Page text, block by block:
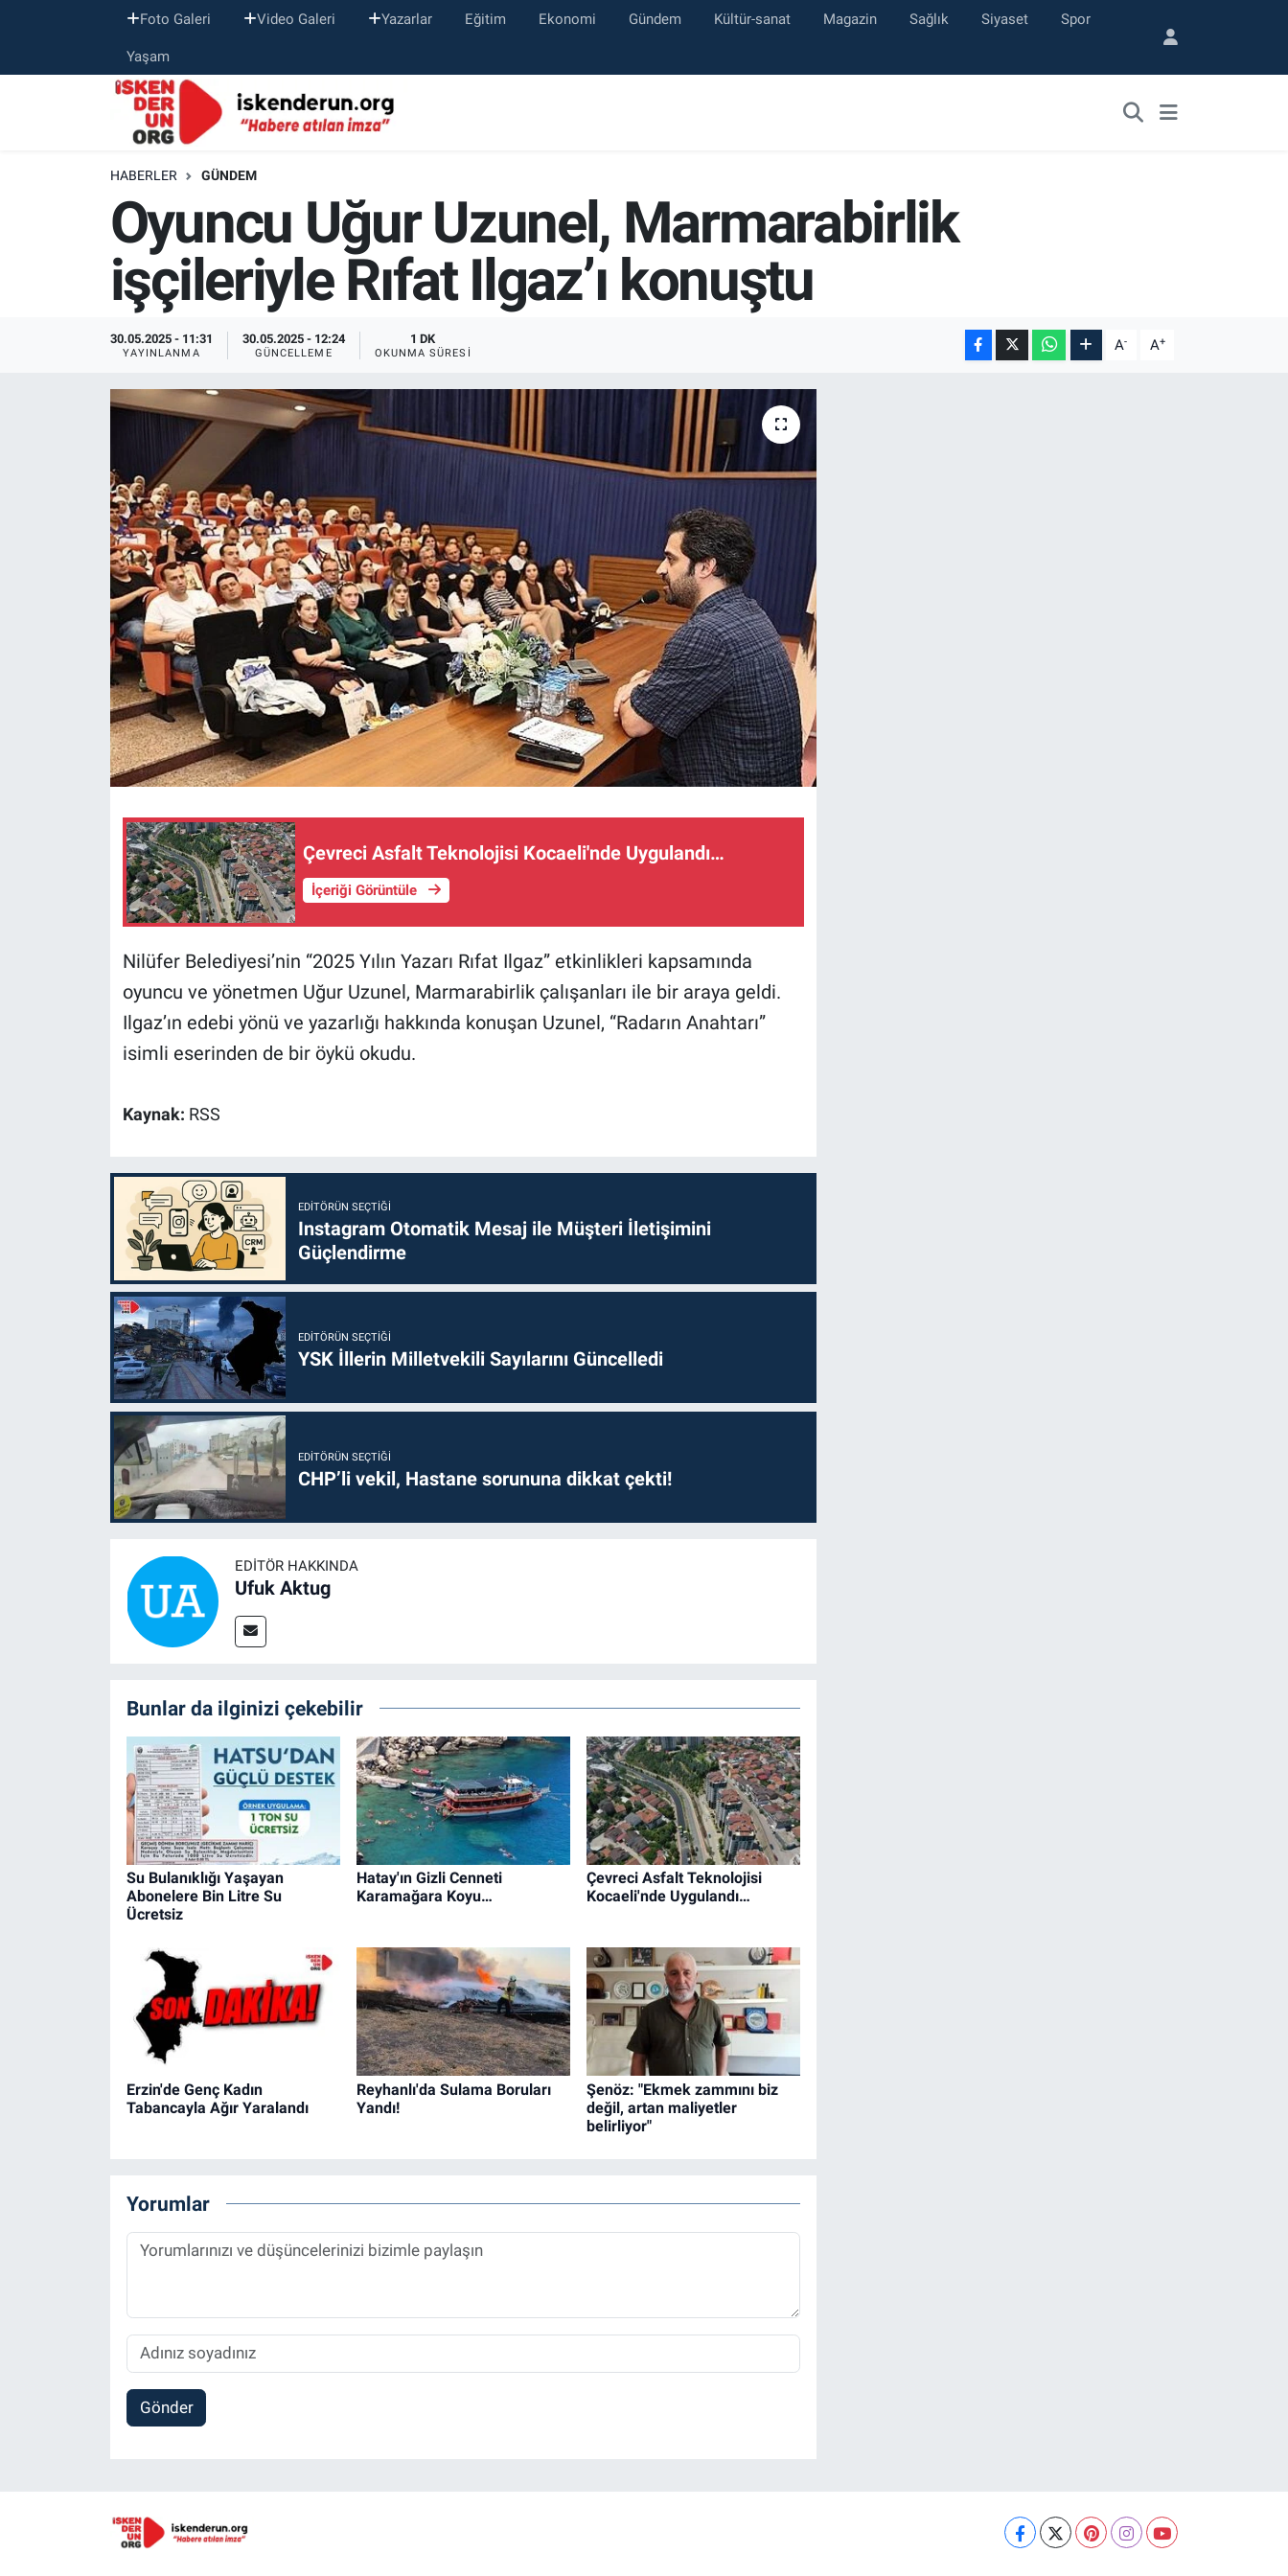
Foto Galeri Video Galeri Yazarlar Eğitim Ekonomi Gündem Kültür-sanat Magazin Sağlık Siyaset Spor
Yaşam
HABERLER GÜNDEM
Oyuncu Uğur Uzunel, Marmarabirlik
işçileriyle Rıfat Ilgaz’ı konuştu
30.05.2025 - 11:31
YAYINLANMA
30.05.2025 - 12:24
GÜNCELLEME
1 DK
OKUNMA SÜRESI A- A+
Çevreci Asfalt Teknolojisi Kocaeli'nde Uygulandı…
İçeriği Görüntüle
Nilüfer Belediyesi’nin “2025 Yılın Yazarı Rıfat Ilgaz” etkinlikleri kapsamında
oyuncu ve yönetmen Uğur Uzunel, Marmarabirlik çalışanları ile bir araya geldi.
Ilgaz’ın edebi yönü ve yazarlığı hakkında konuşan Uzunel, “Radarın Anahtarı”
isimli eserinden de bir öykü okudu.
Kaynak: RSS
EDITÖRÜN SEÇTIĞI
Instagram Otomatik Mesaj ile Müşteri İletişimini
Güçlendirme
EDITÖRÜN SEÇTIĞI
YSK İllerin Milletvekili Sayılarını Güncelledi
EDITÖRÜN SEÇTIĞI
CHP’li vekil, Hastane sorununa dikkat çekti!
EDITÖR HAKKINDA
Ufuk Aktug
Bunlar da ilginizi çekebilir
Su Bulanıklığı Yaşayan
Abonelere Bin Litre Su
Ücretsiz
Hatay'ın Gizli Cenneti
Karamağara Koyu…
Çevreci Asfalt Teknolojisi
Kocaeli'nde Uygulandı…
Erzin'de Genç Kadın
Tabancayla Ağır Yaralandı
Reyhanlı'da Sulama Boruları
Yandı!
Şenöz: "Ekmek zammını biz
değil, artan maliyetler
belirliyor"
Yorumlar
Gönder